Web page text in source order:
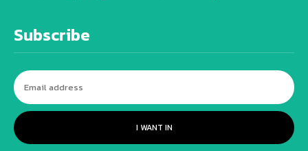
Subscribe
I WANT IN